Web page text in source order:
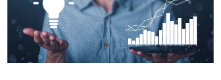
O desenho industrial ganha espaço como
estratégia competitiva nas empresas
As variações dimensionais dos produtos de
materiais cimentícios com fibra de vidro
A próxima vantagem competitiva não está no
modelo de IA